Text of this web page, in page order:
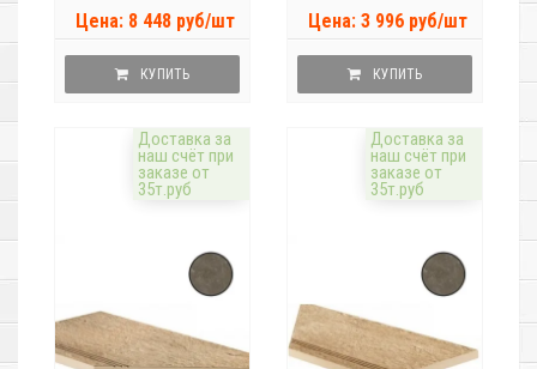
Цена: 8 448 руб/шт
КУПИТЬ
Цена: 3 996 руб/шт
КУПИТЬ
Доставка за
наш счёт при
заказе от
35т.руб
Доставка за
наш счёт при
заказе от
35т.руб